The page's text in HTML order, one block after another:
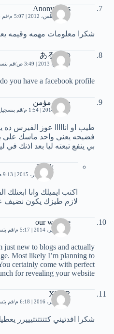
Anonymous
10 أغسطس، 2012 | 5:07 م قم
شكرا معلومات مهمه وقيمه
あるじの
29 يونيو، 2013 | 3:49 ص قم
you have a facebook profile?
حسن مؤمن
8 يناير، 2014 | 1:54 م قم
طيب او انااااا عوز الفيرس
فضيحه يعني واحد ماسك علي
بي ينفع تبعته ليا بعد اذنك في
Tizak
30 سبتمبر، 2015 | 9:13 ص
اكتب ايميلك وانا
لازم طيزك يكون نضيف
our website
19 سبتمبر، 2014 | 5:17 م قم
just new to blogs and actually
Most likely I’m planning to
certainly come with perfect
for revealing your website.
XVTR
25 سبتمبر، 2016 | 6:18 م قم
شكرا افدتيني كتتتتتتيييرر